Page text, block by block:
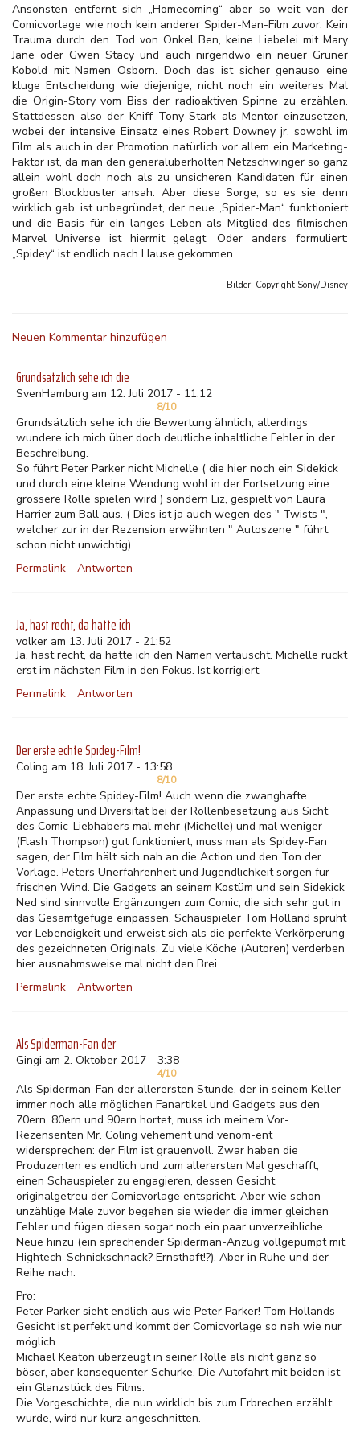
Ansonsten entfernt sich „Homecoming“ aber so weit von der
Comicvorlage wie noch kein anderer Spider-Man-Film zuvor. Kein
Trauma durch den Tod von Onkel Ben, keine Liebelei mit Mary
Jane oder Gwen Stacy und auch nirgendwo ein neuer Grüner
Kobold mit Namen Osborn. Doch das ist sicher genauso eine
kluge Entscheidung wie diejenige, nicht noch ein weiteres Mal
die Origin-Story vom Biss der radioaktiven Spinne zu erzählen.
Stattdessen also der Kniff Tony Stark als Mentor einzusetzen,
wobei der intensive Einsatz eines Robert Downey jr. sowohl im
Film als auch in der Promotion natürlich vor allem ein Marketing-
Faktor ist, da man den generalüberholten Netzschwinger so ganz
allein wohl doch noch als zu unsicheren Kandidaten für einen
großen Blockbuster ansah. Aber diese Sorge, so es sie denn
wirklich gab, ist unbegründet, der neue „Spider-Man“ funktioniert
und die Basis für ein langes Leben als Mitglied des filmischen
Marvel Universe ist hiermit gelegt. Oder anders formuliert:
„Spidey“ ist endlich nach Hause gekommen.
Bilder: Copyright Sony/Disney
Neuen Kommentar hinzufügen
Grundsätzlich sehe ich die
SvenHamburg am 12. Juli 2017 - 11:12
8/10
Grundsätzlich sehe ich die Bewertung ähnlich, allerdings
wundere ich mich über doch deutliche inhaltliche Fehler in der
Beschreibung.
So führt Peter Parker nicht Michelle ( die hier noch ein Sidekick
und durch eine kleine Wendung wohl in der Fortsetzung eine
grössere Rolle spielen wird ) sondern Liz, gespielt von Laura
Harrier zum Ball aus. ( Dies ist ja auch wegen des " Twists ",
welcher zur in der Rezension erwähnten " Autoszene " führt,
schon nicht unwichtig)
Permalink
Antworten
Ja, hast recht, da hatte ich
volker am 13. Juli 2017 - 21:52
Ja, hast recht, da hatte ich den Namen vertauscht. Michelle rückt
erst im nächsten Film in den Fokus. Ist korrigiert.
Permalink
Antworten
Der erste echte Spidey-Film!
Coling am 18. Juli 2017 - 13:58
8/10
Der erste echte Spidey-Film! Auch wenn die zwanghafte
Anpassung und Diversität bei der Rollenbesetzung aus Sicht
des Comic-Liebhabers mal mehr (Michelle) und mal weniger
(Flash Thompson) gut funktioniert, muss man als Spidey-Fan
sagen, der Film hält sich nah an die Action und den Ton der
Vorlage. Peters Unerfahrenheit und Jugendlichkeit sorgen für
frischen Wind. Die Gadgets an seinem Kostüm und sein Sidekick
Ned sind sinnvolle Ergänzungen zum Comic, die sich sehr gut in
das Gesamtgefüge einpassen. Schauspieler Tom Holland sprüht
vor Lebendigkeit und erweist sich als die perfekte Verkörperung
des gezeichneten Originals. Zu viele Köche (Autoren) verderben
hier ausnahmsweise mal nicht den Brei.
Permalink
Antworten
Als Spiderman-Fan der
Gingi am 2. Oktober 2017 - 3:38
4/10
Als Spiderman-Fan der allerersten Stunde, der in seinem Keller
immer noch alle möglichen Fanartikel und Gadgets aus den
70ern, 80ern und 90ern hortet, muss ich meinem Vor-
Rezensenten Mr. Coling vehement und venom-ent
widersprechen: der Film ist grauenvoll. Zwar haben die
Produzenten es endlich und zum allerersten Mal geschafft,
einen Schauspieler zu engagieren, dessen Gesicht
originalgetreu der Comicvorlage entspricht. Aber wie schon
unzählige Male zuvor begehen sie wieder die immer gleichen
Fehler und fügen diesen sogar noch ein paar unverzeihliche
Neue hinzu (ein sprechender Spiderman-Anzug vollgepumpt mit
Hightech-Schnickschnack? Ernsthaft!?). Aber in Ruhe und der
Reihe nach:
Pro:
Peter Parker sieht endlich aus wie Peter Parker! Tom Hollands
Gesicht ist perfekt und kommt der Comicvorlage so nah wie nur
möglich.
Michael Keaton überzeugt in seiner Rolle als nicht ganz so
böser, aber konsequenter Schurke. Die Autofahrt mit beiden ist
ein Glanzstück des Films.
Die Vorgeschichte, die nun wirklich bis zum Erbrechen erzählt
wurde, wird nur kurz angeschnitten.